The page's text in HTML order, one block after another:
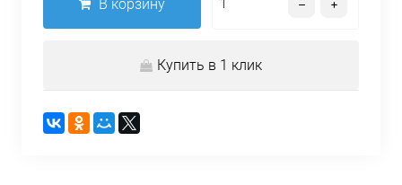
В корзину
Купить в 1 клик